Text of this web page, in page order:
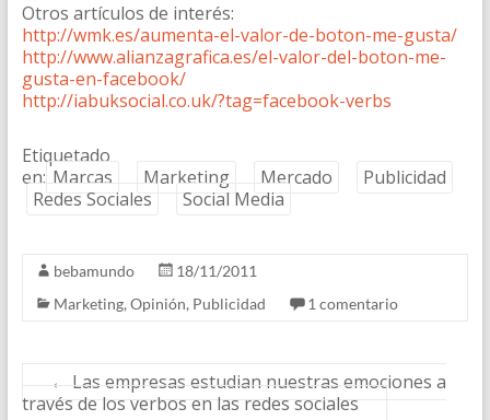
Otros artículos de interés:
http://wmk.es/aumenta-el-valor-de-boton-me-gusta/
http://www.alianzagrafica.es/el-valor-del-boton-me-
gusta-en-facebook/
http://iabuksocial.co.uk/?tag=facebook-verbs
Etiquetado
en: Marcas Marketing Mercado
Publicidad
Redes Sociales
Social Media
bebamundo
18/11/2011
Marketing, Opinión, Publicidad 1 comentario
←
Las empresas estudian nuestras emociones a
través de los verbos en las redes sociales